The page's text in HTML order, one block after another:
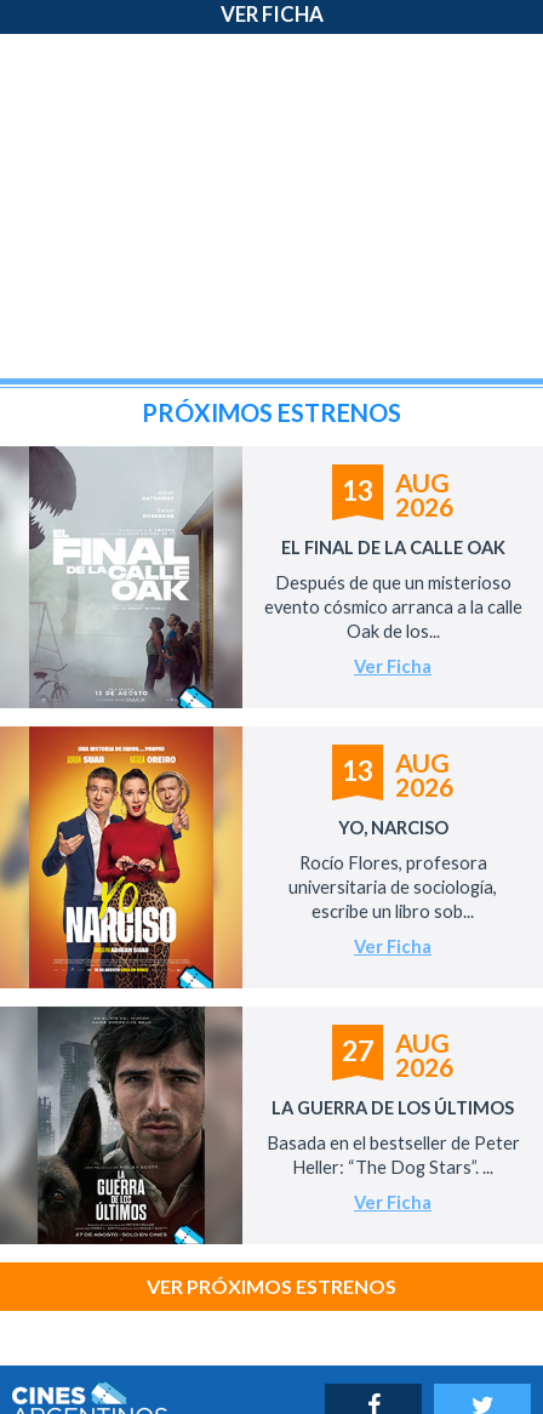
VER FICHA
PRÓXIMOS ESTRENOS
13
AUG
2026
EL FINAL DE LA CALLE OAK
Después de que un misterioso
evento cósmico arranca a la calle
Oak de los...
Ver Ficha
13
AUG
2026
YO, NARCISO
Rocío Flores, profesora
universitaria de sociología,
escribe un libro sob...
Ver Ficha
27
AUG
2026
LA GUERRA DE LOS ÚLTIMOS
Basada en el bestseller de Peter
Heller: “The Dog Stars”. ...
Ver Ficha
VER PRÓXIMOS ESTRENOS